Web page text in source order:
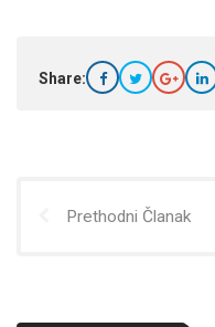
Share:
Prethodni Članak